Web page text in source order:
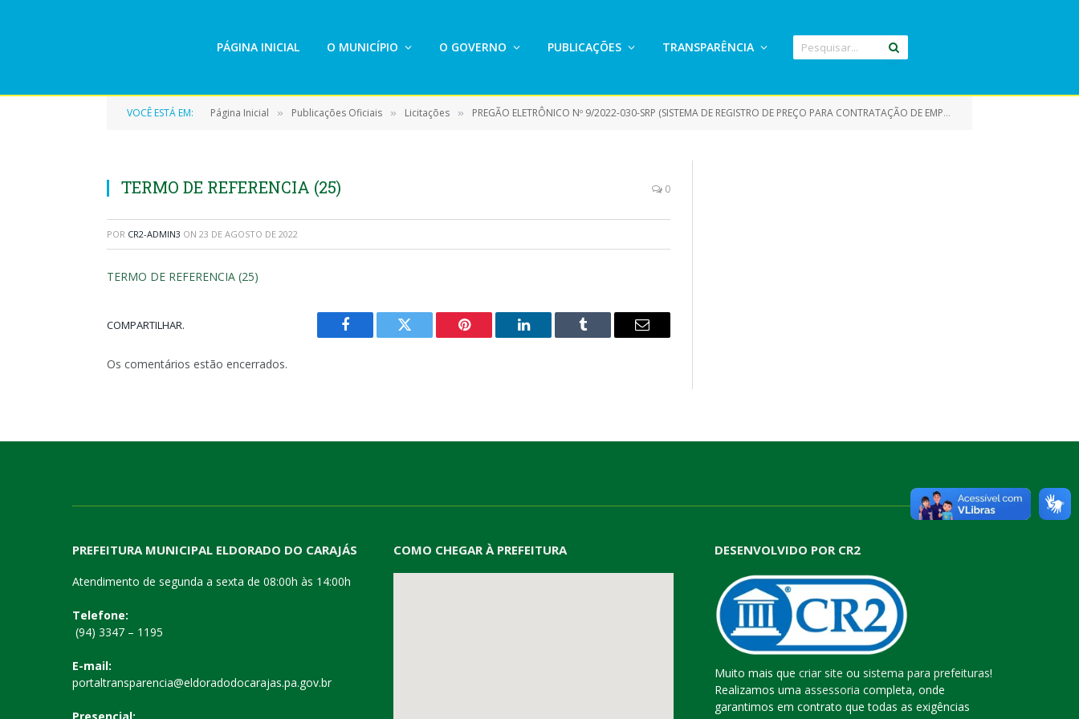
PÁGINA INICIAL O MUNICÍPIO O GOVERNO PUBLICAÇÕES TRANSPARÊNCIA
VOCÊ ESTÁ EM: Página Inicial » Publicações Oficiais » Licitações » PREGÃO ELETRÔNICO Nº 9/2022-030-SRP (SISTEMA DE REGISTRO DE PREÇO PARA CONTRATAÇÃO DE EMPRESA ESPECIALIZADA PARA PRESTAÇÃO DE SERVIÇOS DE CONFECÇÃO DE UNIFORMES E ROUPAS HOSPITALARES ENTRE OUTROS)
TERMO DE REFERENCIA (25) 0
POR CR2-ADMIN3 ON 23 DE AGOSTO DE 2022
TERMO DE REFERENCIA (25)
COMPARTILHAR.
Facebook Twitter Pinterest LinkedIn Tumblr
E-
Os comentários estão encerrados.
PREFEITURA MUNICIPAL ELDORADO DO CARAJÁS
Atendimento de segunda a sexta de 08:00h às 14:00h
Telefone:
(94) 3347 – 1195
E-mail:
portaltransparencia@eldoradodocarajas.pa.gov.br
COMO CHEGAR À PREFEITURA DESENVOLVIDO POR CR2
Muito mais que criar site ou sistema para prefeituras!
Realizamos uma assessoria completa, onde
garantimos em contrato que todas as exigências